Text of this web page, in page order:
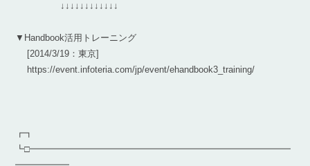
↓↓↓↓↓↓↓↓↓↓↓↓
▼Handbook活用トレーニング
[2014/3/19：東京]
https://event.infoteria.com/jp/event/ehandbook3_training/
┏┓
┗□━━━━━━━━━━━━━━━━━━━━━━━━━━━━━